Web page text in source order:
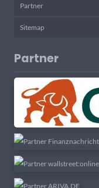
Partner
Sitemap
Partner